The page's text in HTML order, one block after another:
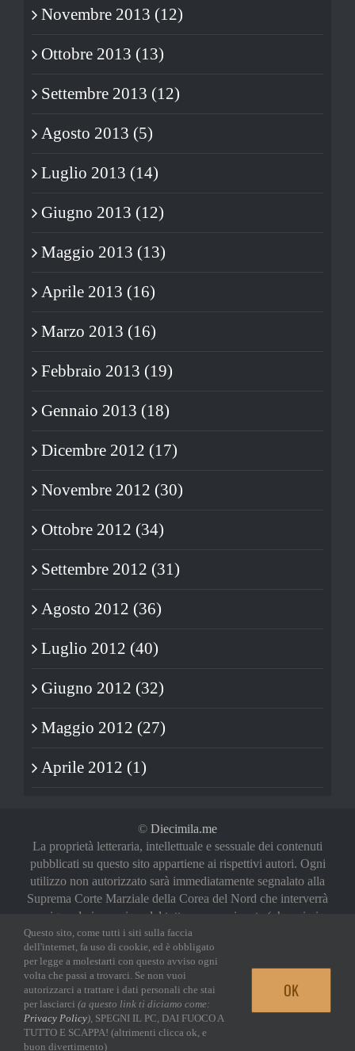
Novembre 2013 (12)
Ottobre 2013 (13)
Settembre 2013 (12)
Agosto 2013 (5)
Luglio 2013 (14)
Giugno 2013 (12)
Maggio 2013 (13)
Aprile 2013 (16)
Marzo 2013 (16)
Febbraio 2013 (19)
Gennaio 2013 (18)
Dicembre 2012 (17)
Novembre 2012 (30)
Ottobre 2012 (34)
Settembre 2012 (31)
Agosto 2012 (36)
Luglio 2012 (40)
Giugno 2012 (32)
Maggio 2012 (27)
Aprile 2012 (1)
© Diecimila.me
La proprietà letteraria, intellettuale e sessuale dei contenuti
pubblicati su questo sito appartiene ai rispettivi autori. Ogni
utilizzo non autorizzato sarà immediatamente segnalato alla
Suprema Corte Marziale della Corea del Nord che interverrà
a riguardo in maniera del tutto sproporzionata (oh, noi vi
abbiamo avvertiti)
Privacy Policy|Login
FacebookTwitterYouTube
Questo sito, come tutti i siti sulla faccia
dell'internet, fa uso di cookie, ed è obbligato
per legge a molestarti con questo avviso ogni
volta che passi a trovarci. Se non vuoi
autorizzarci a trattare i dati personali che stai
per lasciarci (a questo link ti diciamo come:
Privacy Policy), SPEGNI IL PC, DAI FUOCO A
TUTTO E SCAPPA! (altrimenti clicca ok, e
buon divertimento)
OK